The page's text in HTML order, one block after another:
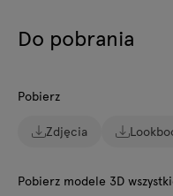
Do pobrania
Pobierz
Zdjęcia
Pobierz modele 3D